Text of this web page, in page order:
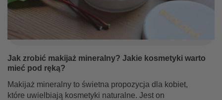
Jak zrobić makijaż mineralny? Jakie kosmetyki warto
mieć pod ręką?
Makijaż mineralny to świetna propozycja dla kobiet,
które uwielbiają kosmetyki naturalne. Jest on